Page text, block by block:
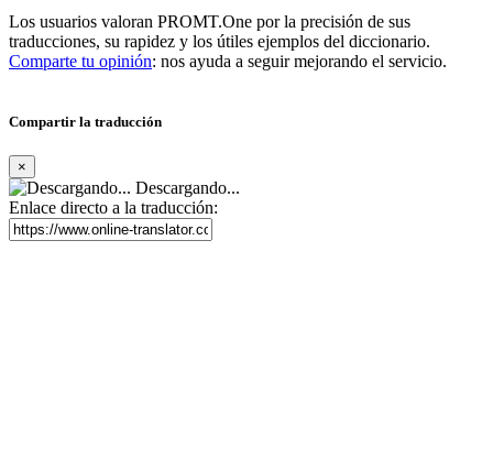
Los usuarios valoran PROMT.One por la precisión de sus
traducciones, su rapidez y los útiles ejemplos del diccionario.
Comparte tu opinión: nos ayuda a seguir mejorando el servicio.
Compartir la traducción
×
Descargando...
Enlace directo a la traducción: